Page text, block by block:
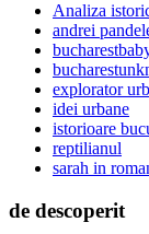
Analiza
andrei
explorator
idei urbane
istorioare
reptilianul
sarah in
de descoperit